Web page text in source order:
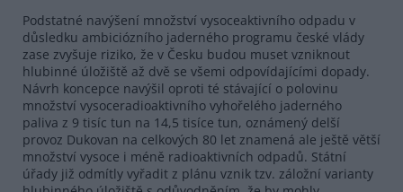
Podstatné navýšení množství vysoceaktivního odpadu v
důsledku ambiciózního jaderného programu české vlády
zase zvyšuje riziko, že v Česku budou muset vzniknout
hlubinné úložiště až dvě se všemi odpovídajícími dopady.
Návrh koncepce navýšil oproti té stávající o polovinu
množství vysoceradioaktivního vyhořelého jaderného
paliva z 9 tisíc tun na 14,5 tisíce tun, oznámený delší
provoz Dukovan na celkových 80 let znamená ale ještě větší
množství vysoce i méně radioaktivních odpadů. Státní
úřady již odmítly vyřadit z plánu vznik tzv. záložní varianty